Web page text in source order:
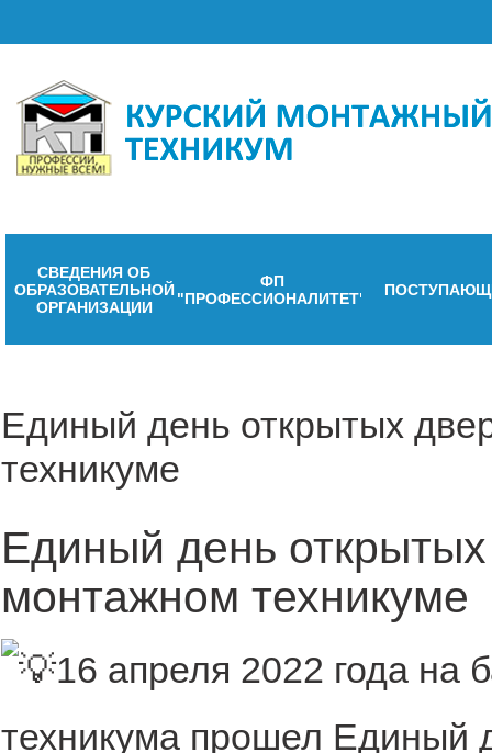
СВЕДЕНИЯ ОБ
ОБРАЗОВАТЕЛЬНОЙ
ОРГАНИЗАЦИИ
ФП
"ПРОФЕССИОНАЛИТЕТ"
Единый день открытых
техникуме
Единый день
монтажном техникуме
16 апреля 2022 года на
техникума прошел Единый